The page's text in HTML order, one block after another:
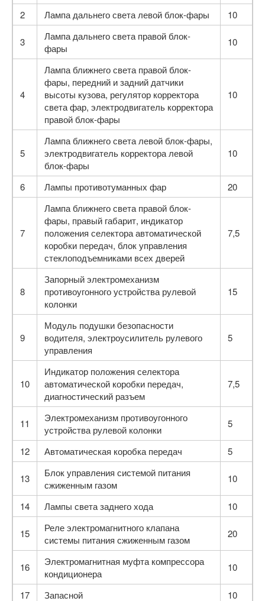
2 Лампа дальнего света левой блок-фары 10
3
Лампа дальнего света правой блок-
фары
10
4
Лампа ближнего света правой блок-
фары, передний и задний датчики
высоты кузова, регулятор корректора
света фар, электродвигатель корректора
пра­вой блок-фары
10
5
Лампа ближнего света левой блок-фары,
электро­двигатель корректора левой
блок-фары
10
6 Лампы противотуманных фар 20
7
Лампа ближнего света правой блок-
фары, правый габарит, индика­тор
положения селектора автоматической
коробки передач, блок управления
стеклоподъемниками всех дверей
7,5
8
Запорный электромеханизм
противоугонного устройства рулевой
колонки
15
9
Модуль подушки безопасности
водителя, электро­усилитель рулевого
управления
5
10
Индикатор положения селектора
автоматической коробки передач,
диагностический разъем
7,5
11
Электромеханизм противоугонного
устройства ру­левой колонки
5
12 Автоматическая коробка передач 5
13
Блок управления системой питания
сжиженным газом
10
14 Лампы света заднего хода 10
15
Реле электромагнитного клапана
системы питания сжиженным газом
20
16
Электромагнитная муфта компрессора
кондиционера
10
17 Запасной 10